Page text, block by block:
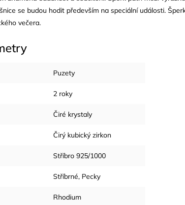
se budou hodit především na speciální události.
večera.
Puzety
2 roky
Čiré krystaly
Čirý kubický zirkon
Stříbro 925/1000
Stříbrné, Pecky
Rhodium